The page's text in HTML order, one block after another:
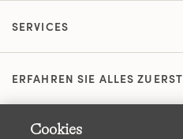
SERVICES
ERFAHREN SIE ALLES ZUERST
Cookies